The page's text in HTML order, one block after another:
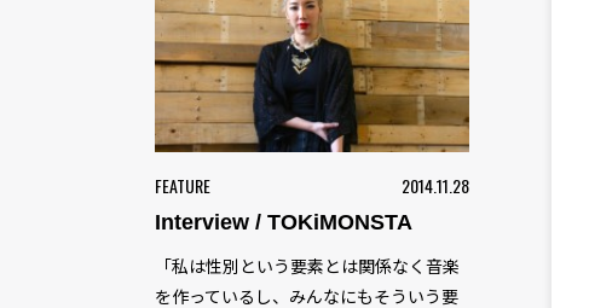
FEATURE 2014.11.28
Interview / TOKiMONSTA
「私は性別という要素とは関係なく音楽
を作っているし、みんなにもそういう要